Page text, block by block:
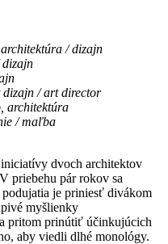
/ dizajn
dizajn
dizajn / art director
architektúra
/ maľba
dvoch architektov
priebehu pár rokov sa
je priniesť divákom
myšlienky
pritom prinútiť účinkujúcich
aby viedli dlhé monológy.